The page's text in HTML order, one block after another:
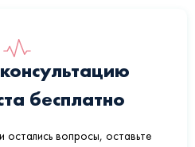
бесплатно
остались вопросы, оставьте